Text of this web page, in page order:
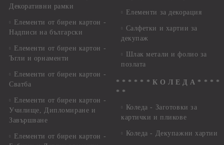
Декоративни рамки
Елементи от бирен картон -
Надписи на български
Елементи от бирен картон -
Ъгли и орнаменти
Елементи от бирен картон -
Сватба
Елементи от бирен картон -
Училище, Дипломиране и
Завършване
Елементи от бирен картон -
Елементи за декорация
Салфетки и хартии за
декупаж
Шлак метали и фолио за
позлата
* * * * * * К О Л Е Д А * * * *
* *
Коледа - Заготовки за
картички и пликове
Коледа - Декупажни хартии